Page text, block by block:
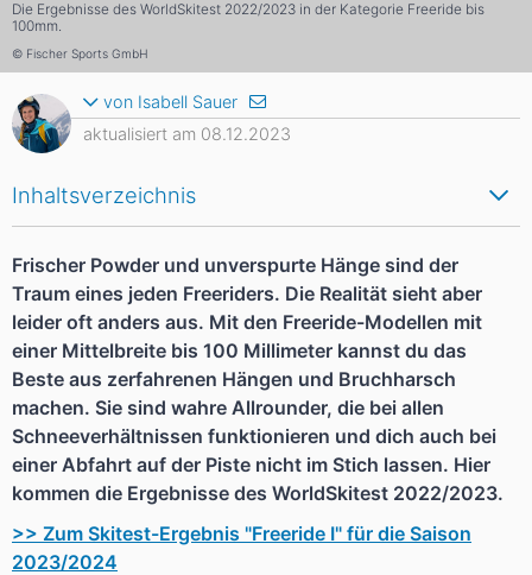
Die Ergebnisse des WorldSkitest 2022/2023 in der Kategorie Freeride bis
100mm.
© Fischer Sports GmbH
Inhaltsverzeichnis
Frischer Powder und unverspurte Hänge sind der
Traum eines jeden Freeriders. Die Realität sieht aber
leider oft anders aus. Mit den Freeride-Modellen mit
einer Mittelbreite bis 100 Millimeter kannst du das
Beste aus zerfahrenen Hängen und Bruchharsch
machen. Sie sind wahre Allrounder, die bei allen
Schneeverhältnissen funktionieren und dich auch bei
einer Abfahrt auf der Piste nicht im Stich lassen. Hier
kommen die Ergebnisse des WorldSkitest 2022/2023.
>> Zum Skitest-Ergebnis "Freeride I" für die Saison
2023/2024
von Isabell Sauer
aktualisiert am 08.12.2023